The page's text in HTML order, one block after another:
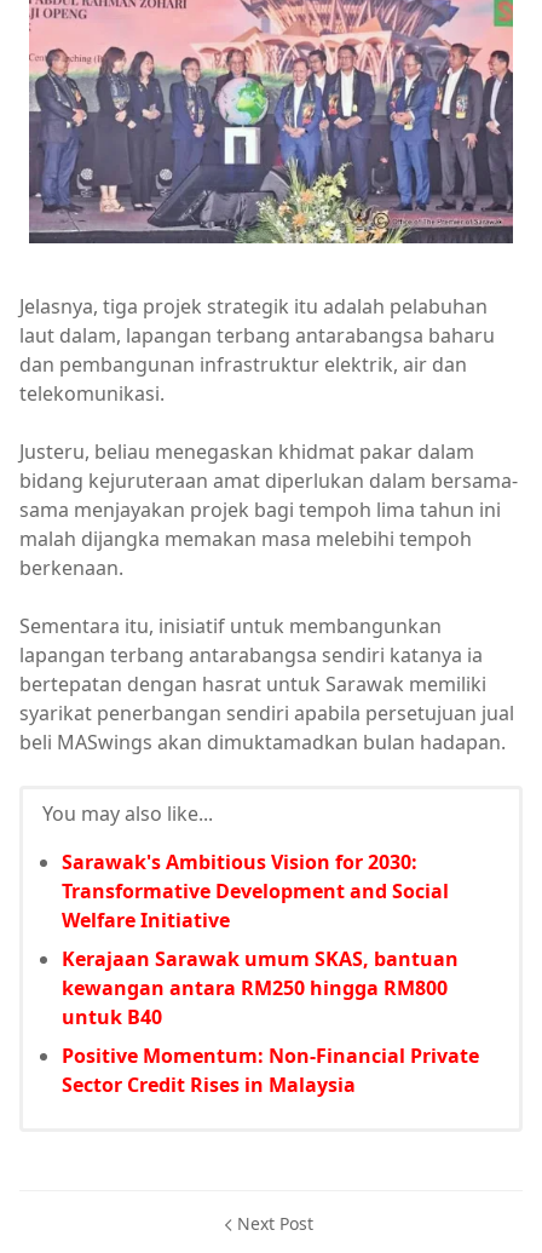
Jelasnya, tiga projek strategik itu adalah pelabuhan
laut dalam, lapangan terbang antarabangsa baharu
dan pembangunan infrastruktur elektrik, air dan
telekomunikasi.
Justeru, beliau menegaskan khidmat pakar dalam
bidang kejuruteraan amat diperlukan dalam bersama-
sama menjayakan projek bagi tempoh lima tahun ini
malah dijangka memakan masa melebihi tempoh
berkenaan.
Sementara itu, inisiatif untuk membangunkan
lapangan terbang antarabangsa sendiri katanya ia
bertepatan dengan hasrat untuk Sarawak memiliki
syarikat penerbangan sendiri apabila persetujuan jual
beli MASwings akan dimuktamadkan bulan hadapan.
You may also like...
Sarawak's Ambitious Vision for 2030:
Transformative Development and Social
Welfare Initiative
Kerajaan Sarawak umum SKAS, bantuan
kewangan antara RM250 hingga RM800
untuk B40
Positive Momentum: Non-Financial Private
Sector Credit Rises in Malaysia
Next Post